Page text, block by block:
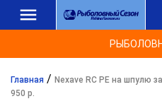
Главная / Nexave RC PE на шпулю
950 р.